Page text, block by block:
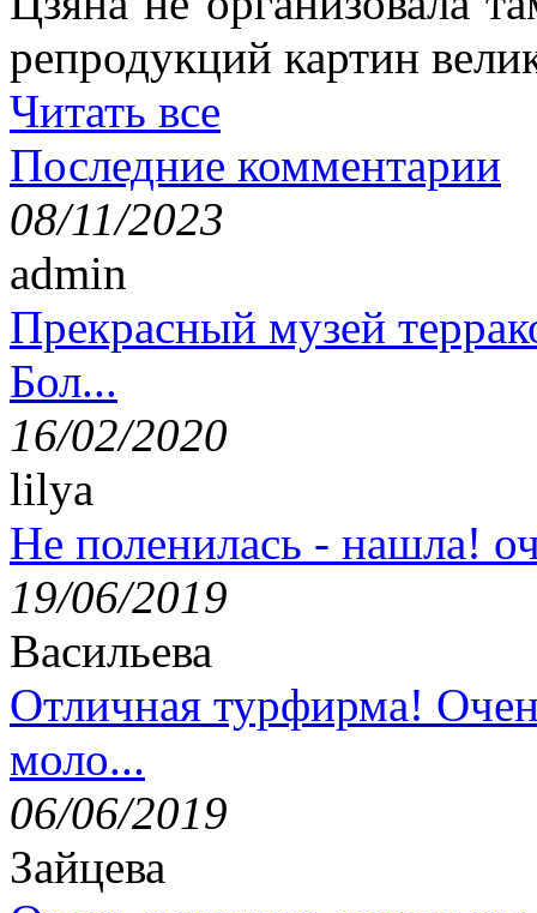
репродукций картин
Читать все
Последние комментарии
08/11/2023
admin
Прекрасный музей
Бол...
16/02/2020
lilya
Не поленилась - нашла!
19/06/2019
Васильева
Отличная турфирма!
моло...
06/06/2019
Зайцева